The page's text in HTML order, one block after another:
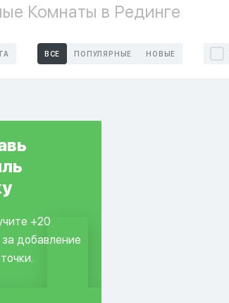
Комнаты в Рединге
ВСЕ ПОПУЛЯРНЫЕ НОВЫЕ
+20
добавление